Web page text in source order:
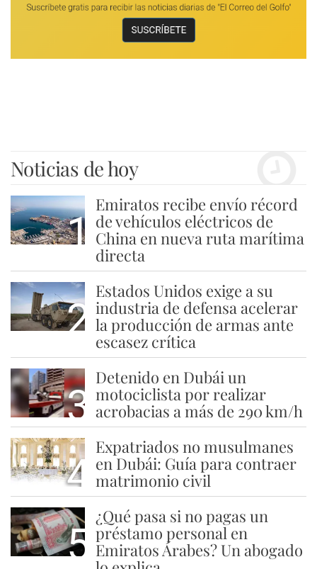
Noticias de hoy
1
Emiratos recibe envío récord
de vehículos eléctricos de
China en nueva ruta marítima
directa
2
Estados Unidos exige a su
industria de defensa acelerar
la producción de armas ante
escasez crítica
3
Detenido en Dubái un
motociclista por realizar
acrobacias a más de 290 km/h
4
Expatriados no musulmanes
en Dubái: Guía para contraer
matrimonio civil
5
¿Qué pasa si no pagas un
préstamo personal en
Emiratos Árabes? Un abogado